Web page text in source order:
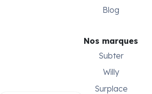
Blog
Nos marques
Subter
Willy
Surplace